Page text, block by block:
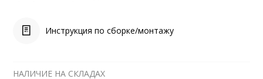
Инструкция по сборке/монтажу
НАЛИЧИЕ НА СКЛАДАХ